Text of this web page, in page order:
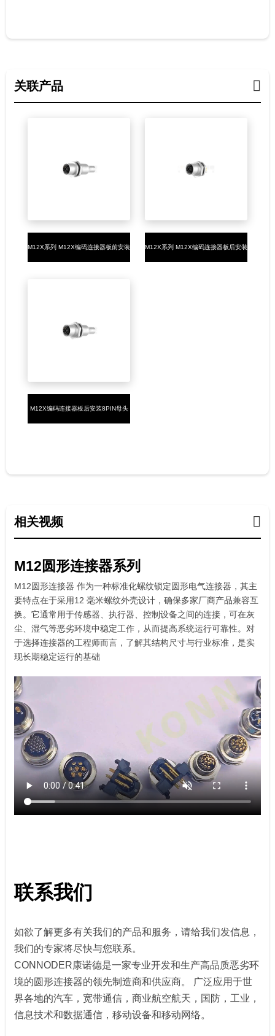
关联产品
M12X系列 M12X编码连接器板前安装 M12X系列 M12X编码连接器板后安装
M12X编码连接器板后安装8PIN母头
相关视频
M12圆形连接器系列
M12圆形连接器 作为一种标准化螺纹锁定圆形电气连接器，其主
要特点在于采用12 毫米螺纹外壳设计，确保多家厂商产品兼容互
换。它通常用于传感器、执行器、控制设备之间的连接，可在灰
尘、湿气等恶劣环境中稳定工作，从而提高系统运行可靠性。对
于选择连接器的工程师而言，了解其结构尺寸与行业标准，是实
现长期稳定运行的基础
联系我们
如欲了解更多有关我们的产品和服务，请给我们发信息，
我们的专家将尽快与您联系。
CONNODER康诺德是一家专业开发和生产高品质恶劣环
境的圆形连接器的领先制造商和供应商。 广泛应用于世
界各地的汽车，宽带通信，商业航空航天，国防，工业，
信息技术和数据通信，移动设备和移动网络。